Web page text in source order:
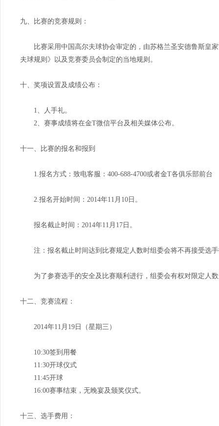
九、比赛的竞赛规则：
比赛采用中国高尔夫球协会审定的，由苏格兰圣安德鲁斯皇家
夫球规则》以及竞赛委员会制定的当地规则。
十、奖项设置及成绩公布：
1、人手礼。
2、赛事成绩将在金T微信平台及相关媒体公布。
十一、比赛的报名和报到
1.报名方式：致电客服：400-688-4700或者金T各俱乐部前台
2.报名开始时间：2014年11月10日。
报名截止时间：2014年11月17日。
注：报名截止时间达到比赛规定人数时组委会将不再接受选
为了参赛选手的安全及比赛顺利进行，组委会有权对限定人数
十二、竞赛流程：
2014年11月19日（星期三）
10:30签到用餐
11:30开球仪式
11:45开球
16:00赛事结束，无晚宴及颁奖仪式。
十三、选手费用：